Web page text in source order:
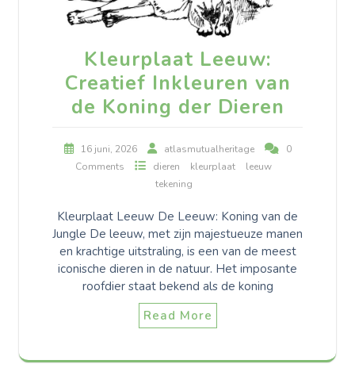
Kleurplaat Leeuw:
Creatief Inkleuren van
de Koning der Dieren
16 juni, 2026 atlasmutualheritage
0
Comments
dieren kleurplaat
leeuw
tekening
Kleurplaat Leeuw De Leeuw: Koning van de
Jungle De leeuw, met zijn majestueuze manen
en krachtige uitstraling, is een van de meest
iconische dieren in de natuur. Het imposante
roofdier staat bekend als de koning
Read More